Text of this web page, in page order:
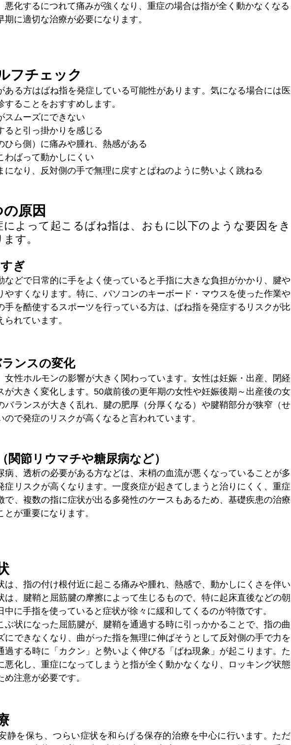
悪化するにつれて痛みが強くなり、重症の場合は指が全く動かなくなる
期に適切な治療が必要になります。
フチェック
ある方はばね指を発症している可能性があります。気になる場合には医
ることをおすすめします。
ムーズにできない
と引っ掛かりを感じる
ら側）に痛みや腫れ、熱感がある
ばって動かしにくい
なり、反対側の手で無理に戻すとばねのように勢いよく跳ねる
原因
によって起こるばね指は、おもに以下のような要因をき
す。
ぎ
どで日常的に手をよく使っていると手指に大きな負担がかかり、腱や
やすくなります。特に、パソコンのキーボード・マウスを使った作業や
手を酷使するスポーツを行っている方は、ばね指を発症するリスクが比
れています。
ンスの変化
女性ホルモンの影響が大きく関わっています。女性は妊娠・出産、閉経
が大きく変化します。50歳前後の更年期の女性や妊娠後期～出産後の女
バランスが大きく乱れ、腱の肥厚（分厚くなる）や腱鞘部分が狭窄（せ
ので発症のリスクが高くなると言われています。
節リウマチや糖尿病など）
病、透析の必要がある方などは、末梢の血流が悪くなっていることが多
症リスクが高くなります。一度炎症が起きてしまうと治りにくく、重症
で、複数の指に症状が出る多発性のケースもあるため、基礎疾患の治療
が重要になります。
は、指の付け根付近に起こる痛みや腫れ、熱感で、動かしにくさを伴い
は、腱鞘と屈筋腱の摩擦によって生じるもので、特に起床直後などの朝
中に手指を使っていると症状が徐々に緩和してくるのが特徴です。
ぶ状になった屈筋腱が、腱鞘を通過する時に引っかかることで、指の曲
にできなくなり、曲がった指を無理に伸ばそうとして反対側の手で力を
過する時に「カクン」と勢いよく伸びる「ばね現象」が起こります。た
悪化し、重症になってしまうと指が全く動かなくなり、ロッキング状態
注意が必要です。
静を保ち、つらい症状を和らげる保存的治療を中心に行います。ただ